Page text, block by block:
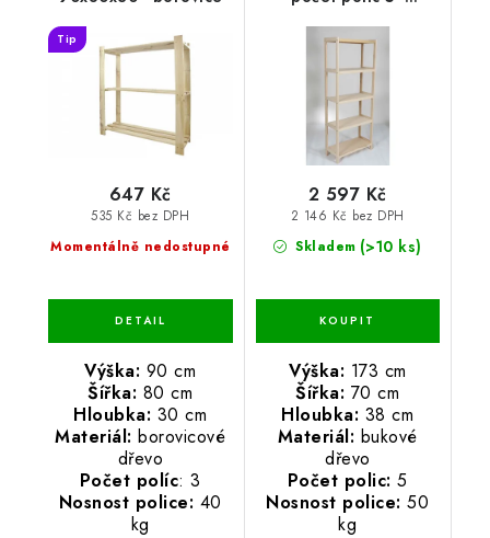
Tip
Momentálně nedostupné
535 Kč bez DPH
647 Kč
Výška: 90 cm
Šířka: 80 cm
Hloubka: 30 cm
Materiál: borovicové
dřevo
Počet políc: 3
Nosnost police: 40
kg
173x70x38 cm
Skladem (>10 ks)
2 146 Kč bez DPH
2 597 Kč
Výška: 173 cm
Šířka: 70 cm
Hloubka: 38 cm
Materiál: bukové
dřevo
Počet polic: 5
Nosnost police: 50
kg